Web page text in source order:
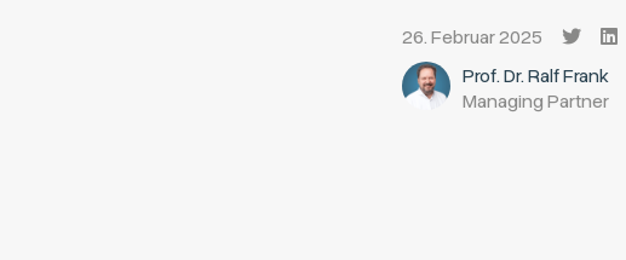
26. Februar 2025
Prof. Dr. Ralf Frank
Managing Partner